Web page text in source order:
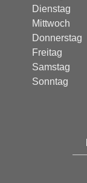
Dienstag
Mittwoch
Donnerstag
Freitag
Samstag
Sonntag